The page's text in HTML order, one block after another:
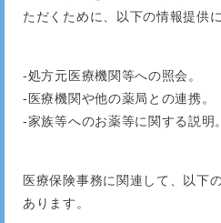
ただくために、以下の情報提供
-処方元医療機関等への照会。
-医療機関や他の薬局との連携。
-家族等へのお薬等に関する説明。
医療保険事務に関連して、以下
あります。